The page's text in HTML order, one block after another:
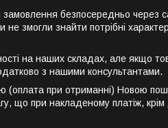
безпосередньо через
змогли знайти потрібні
на наших складах, але якщо
з нашими консультантами.
(оплата при отриманні) Новою
що при накладеному платіж,